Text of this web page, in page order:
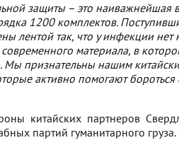
защиты – это наиважнейшая
1200 комплектов.
лентой так, что у инфекции
материала, в
Мы признательны нашим
активно помогают бороться
китайских партнеров
партий гуманитарного груза.